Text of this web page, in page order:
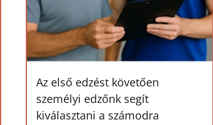
Az első edzést követően
személyi edzőnk segít
kiválasztani a számodra